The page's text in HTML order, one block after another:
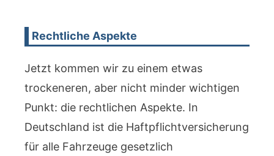
Rechtliche Aspekte
Jetzt kommen wir zu einem etwas
trockeneren, aber nicht minder wichtigen
Punkt: die rechtlichen Aspekte. In
Deutschland ist die Haftpflichtversicherung
für alle Fahrzeuge gesetzlich